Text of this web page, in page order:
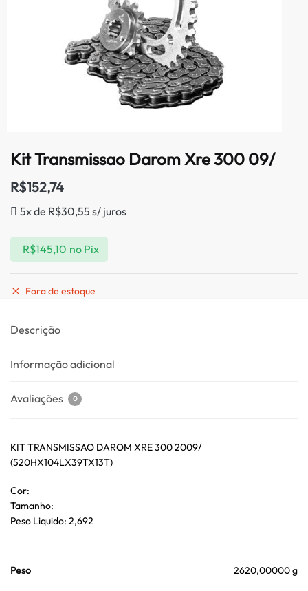
Kit Transmissao Darom Xre 300 09/
R$152,74
5x de R$30,55 s/ juros
R$145,10 no Pix
Fora de estoque
Descrição
Informação adicional
Avaliações 0
KIT TRANSMISSAO DAROM XRE 300 2009/
(520HX104LX39TX13T)
Cor:
Tamanho:
Peso Liquido: 2,692
Peso 2620,00000 g